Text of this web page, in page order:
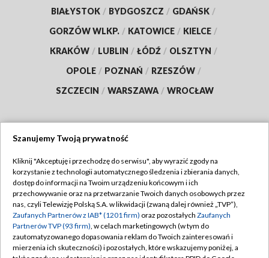
BIAŁYSTOK / BYDGOSZCZ / GDAŃSK /
GORZÓW WLKP. / KATOWICE / KIELCE /
KRAKÓW / LUBLIN / ŁÓDŹ / OLSZTYN /
OPOLE / POZNAŃ / RZESZÓW /
SZCZECIN / WARSZAWA / WROCŁAW
TVP
Abonament TVP
Emisja w TVP
Centrum informacji TVP
Naziemna Telewizja Cyfrowa
Regulamin TVP
Polityka prywatności
Moje zgody
Pomoc
Szanujemy Twoją prywatność
Kliknij "Akceptuję i przechodzę do serwisu", aby wyrazić zgody na
korzystanie z technologii automatycznego śledzenia i zbierania danych,
dostęp do informacji na Twoim urządzeniu końcowym i ich
przechowywanie oraz na przetwarzanie Twoich danych osobowych przez
nas, czyli Telewizję Polską S.A. w likwidacji (zwaną dalej również „TVP”),
Zaufanych Partnerów z IAB* (1201 firm) oraz pozostałych Zaufanych
Partnerów TVP (93 firm), w celach marketingowych (w tym do
zautomatyzowanego dopasowania reklam do Twoich zainteresowań i
mierzenia ich skuteczności) i pozostałych, które wskazujemy poniżej, a